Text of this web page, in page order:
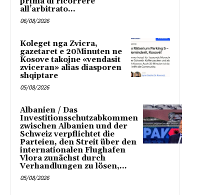
all’arbitrato...
06/08/2026
Koleget nga Zvicra,
gazetaret e 20Minuten ne
Kosove takojne «vendasit
zviceran» alias diasporen
shqiptare
05/08/2026
Albanien / Das
Investitionsschutzabkommen
zwischen Albanien und der
Schweiz verpflichtet die
Parteien, den Streit über den
internationalen Flughafen
Vlora zunächst durch
Verhandlungen zu lösen,...
05/08/2026